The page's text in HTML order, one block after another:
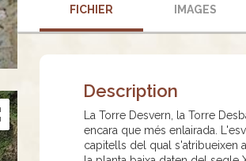
FICHIER IMAGES
Description
La Torre Desvern, la Torre
encara que més enlairada.
capitells del qual s'atribueixen